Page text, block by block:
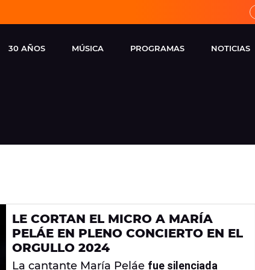
30 AÑOS
ENTREVISTAS
REMEMBER EUROPA
MÚSICA PROGRAMAS
VIRALES
NOTICIAS
LE CORTAN EL MICRO A MARÍA
PELÁE EN PLENO CONCIERTO EN EL
ORGULLO 2024
La cantante María Peláe fue silenciada